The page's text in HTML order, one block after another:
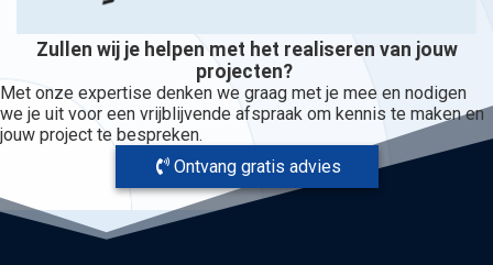
Zullen wij je helpen met het realiseren van jouw
projecten?
Met onze expertise denken we graag met je mee en nodigen
we je uit voor een vrijblijvende afspraak om kennis te maken en
jouw project te bespreken.
Ontvang gratis advies